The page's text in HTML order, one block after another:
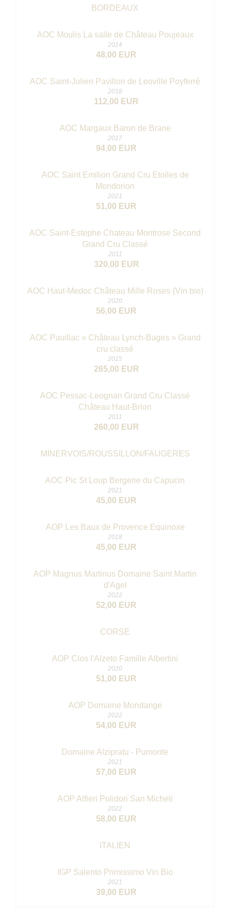
BORDEAUX
AOC Moulis La salle de Château Poujeaux
2014
48,00 EUR
AOC Saint-Julien Pavillon de Leoville Poyferré
2018
112,00 EUR
AOC Margaux Baron de Brane
2017
94,00 EUR
AOC Saint Emilion Grand Cru Etoiles de
Mondorion
2021
51,00 EUR
AOC Saint-Estephe Chateau Montrose Second
Grand Cru Classé
2011
320,00 EUR
AOC Haut-Medoc Château Mille Roses (Vin bio)
2020
56,00 EUR
AOC Pauillac « Château Lynch-Bages » Grand
cru classé
2015
265,00 EUR
AOC Pessac-Leognan Grand Cru Classé
Château Haut-Brion
2011
260,00 EUR
MINERVOIS/ROUSSILLON/FAUGERES
AOC Pic St Loup Bergerie du Capucin
2021
45,00 EUR
AOP Les Baux de Provence Equinoxe
2018
45,00 EUR
AOP Magnus Martinus Domaine Saint Martin
d'Agel
2022
52,00 EUR
CORSE
AOP Clos l'Alzeto Famille Albertini
2020
51,00 EUR
AOP Domaine Mondange
2022
54,00 EUR
Domaine Alzipratu - Pumonte
2021
57,00 EUR
AOP Alfieri Polidori San Micheli
2022
58,00 EUR
ITALIEN
IGP Salento Primissimo Vin Bio
2021
39,00 EUR